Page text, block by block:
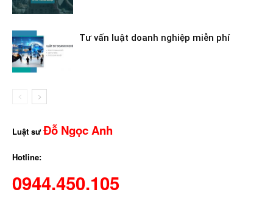
Tư vấn luật doanh nghiệp miễn phí
Luật sưĐỗ Ngọc Anh
Hotline:
0944.450.105